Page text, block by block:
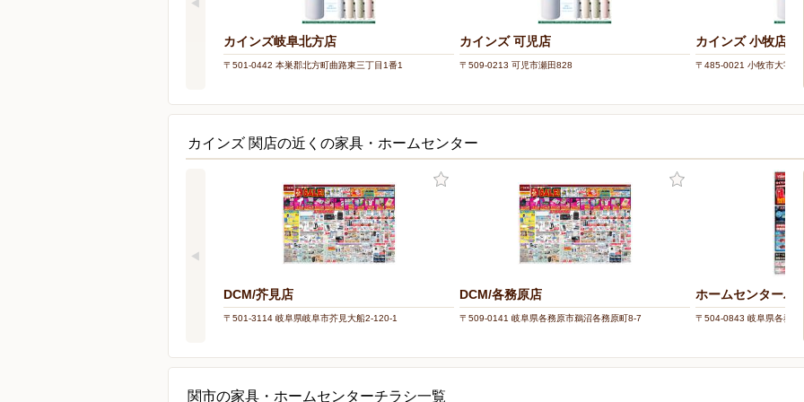
カインズ岐阜北方店
〒501-0442 本巣郡北方町曲路東三丁目1番1
カインズ 可児店
〒509-0213 可児市瀬田828
カインズ 小牧店
〒485-0021 小牧市大字二
カインズ 関店の近くの家具・ホームセンター
DCM/芥見店
〒501-3114 岐阜県岐阜市芥見大船2-120-1
DCM/各務原店
〒509-0141 岐阜県各務原市鵜沼各務原町8-7
ホームセンターバ
〒504-0843 岐阜県各務原
関市の家具・ホームセンターチラシ一覧